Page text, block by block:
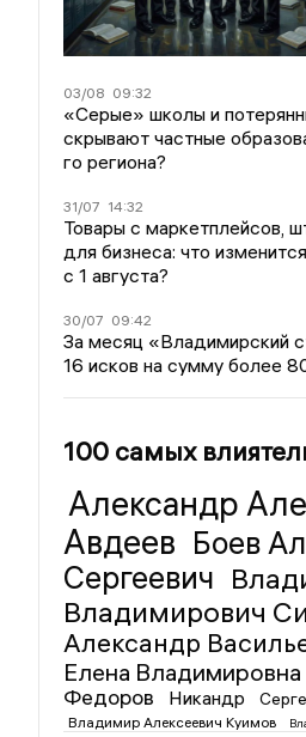
03/08 09:32
«Серые» школы и
скрывают частные
го региона?
31/07 14:32
Товары с маркетплейсов,
для бизнеса: что
с 1 августа?
30/07 09:42
За месяц «Владимирский
16 исков на сумму более
100 самых
Александр
Авдеев Боев
Сергеевич
Владимирович
Александр
Елена Владимировна
Федоров
Никандр
Владимир Алексеевич Куимов